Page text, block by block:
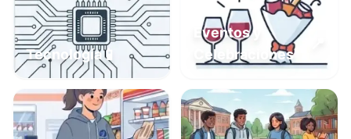
Tecnología📱
Eventos y
Celebraciones